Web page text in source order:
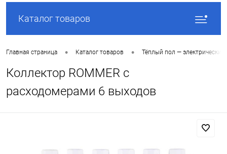
Каталог товаров
Главная страница • Каталог товаров • Тёплый пол —
Коллектор ROMMER с
расходомерами 6 выходов